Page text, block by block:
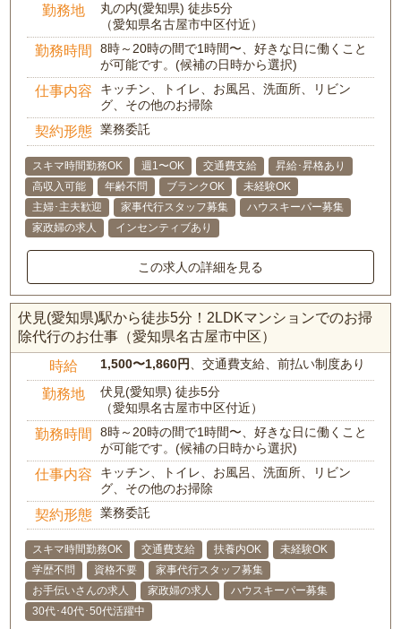
勤務地
丸の内(愛知県) 徒歩5分
（愛知県名古屋市中区付近）
勤務時間
8時～20時の間で1時間〜、好きな日に働くこと
が可能です。(候補の日時から選択)
仕事内容
キッチン、トイレ、お風呂、洗面所、リビン
グ、その他のお掃除
契約形態 業務委託
スキマ時間勤務OK 週1〜OK 交通費支給
昇給･昇格あり
高収入可能
年齢不問 ブランクOK
未経験OK
主婦･主夫歓迎
家事代行スタッフ募集
ハウスキーパー募集
家政婦の求人
インセンティブあり
この求人の詳細を見る
伏見(愛知県)駅から徒歩5分！2LDKマンションでのお掃
除代行のお仕事（愛知県名古屋市中区）
時給 1,500〜1,860円 、交通費支給、前払い制度あり
勤務地
伏見(愛知県) 徒歩5分
（愛知県名古屋市中区付近）
勤務時間
8時～20時の間で1時間〜、好きな日に働くこと
が可能です。(候補の日時から選択)
仕事内容
キッチン、トイレ、お風呂、洗面所、リビン
グ、その他のお掃除
契約形態 業務委託
スキマ時間勤務OK 交通費支給 扶養内OK
未経験OK
学歴不問
資格不要
家事代行スタッフ募集
お手伝いさんの求人
家政婦の求人
ハウスキーパー募集
30代･40代･50代活躍中